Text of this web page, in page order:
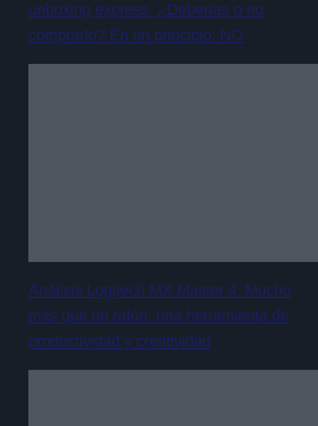
unboxing express. ¿Deberías o no
comprarlo? En un principio: NO
Análisis Logitech MX Master 4. Mucho
más que un ratón: una herramienta de
productividad y creatividad